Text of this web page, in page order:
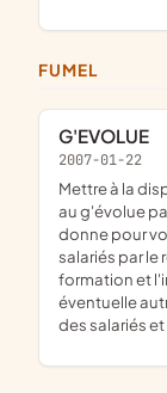
FUMEL
G'EVOLUE
2007-01-22
mettre à la disposition de ses membres, des salariés liés
au g'évolue
donne pour
salariés par le
formation et
éventuelle
des salariés